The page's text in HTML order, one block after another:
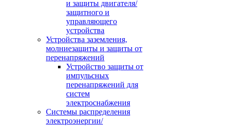
и защиты двигателя/
защитного и
управляющего
устройства
Устройства заземления,
молниезащиты и защиты от
перенапряжений
Устройство защиты от
импульсных
перенапряжений для
систем
электроснабжения
Системы распределения
электроэнергии/